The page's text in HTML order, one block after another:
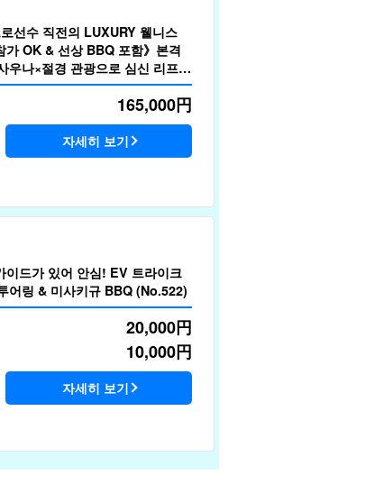
선수 직전의 LUXURY 웰니스
가 OK & 선상 BBQ 포함》본격
우나×절경 관광으로 심신 리프레
클링 등 충실한 대자연 액티비
165,000円
자세히 보기
이드가 있어 안심! EV 트라이크
어링 & 미사키규 BBQ (No.522)
20,000円
10,000円
자세히 보기